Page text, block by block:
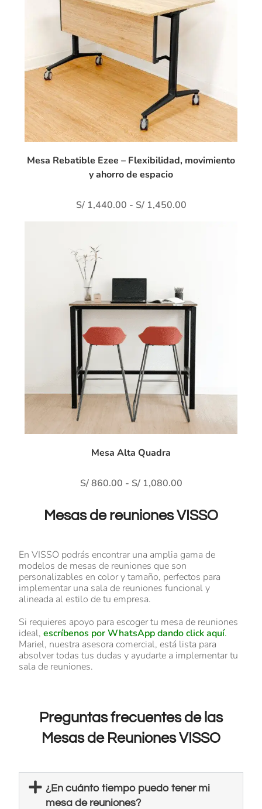
Mesa Rebatible Ezee – Flexibilidad, movimiento
y ahorro de espacio
S/1,440.00 - S/1,450.00
Mesa Alta Quadra
S/860.00 - S/1,080.00
Mesas de reuniones VISSO
En VISSO podrás encontrar una amplia gama de
modelos de mesas de reuniones que son
personalizables en color y tamaño, perfectos para
implementar una sala de reuniones funcional y
alineada al estilo de tu empresa.
Si requieres apoyo para escoger tu mesa de reuniones
ideal,escríbenos por WhatsApp dando click aquí.
Mariel, nuestra asesora comercial, está lista para
absolver todas tus dudas y ayudarte a implementar tu
sala de reuniones.
Preguntas frecuentes de las
Mesas de Reuniones VISSO
¿En cuánto tiempo puedo tener mi
mesa de reuniones?